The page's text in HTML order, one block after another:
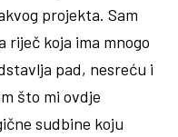
projekta. Sam
riječ koja ima mnogo
pad, nesreću i
što mi ovdje
sudbine koju